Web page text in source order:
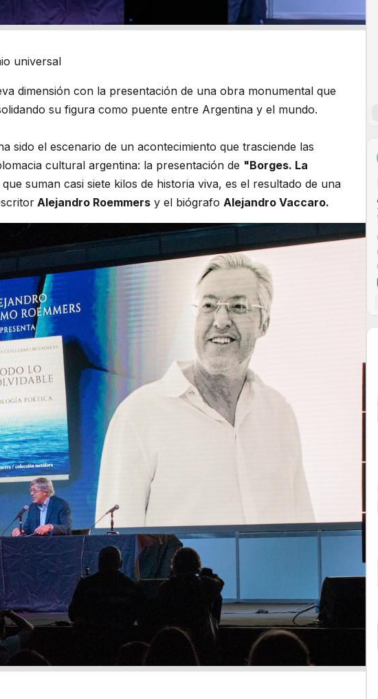
universal
dimensión con la presentación de una obra monumental que
su figura como puente entre Argentina y el mundo.
sido el escenario de un acontecimiento que trasciende las
cultural argentina: la presentación de "Borges. La
suman casi siete kilos de historia viva, es el resultado de una
Alejandro Roemmers y el biógrafo Alejandro Vaccaro.